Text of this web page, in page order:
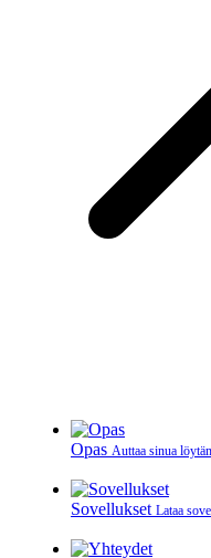
Opas Auttaa sinua
Sovellukset Lataa